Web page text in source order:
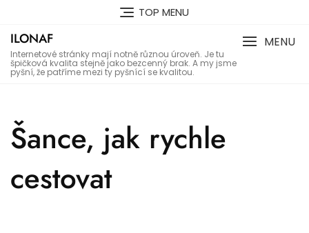
content
TOP MENU
ILONAF
Internetové stránky mají notně různou úroveň. Je tu
špičková kvalita stejně jako bezcenný brak. A my jsme
pyšní, že patříme mezi ty pyšnící se kvalitou.
MENU
Šance, jak rychle
cestovat